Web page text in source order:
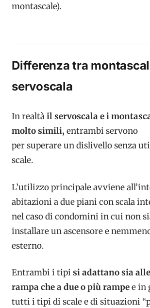
montascale).
Differenza tra
servoscala
In realtàil servoscala e i
molto simili, entrambi servono
per superare un dislivello senza
scale.
L’utilizzo principale avviene
abitazioni a due piani con scala
nel caso di condomini in cui non
installare un ascensore e
esterno.
Entrambi i tipi si adattano sia
rampa che a due o più rampee in
tutti i tipi di scale e di situazioni